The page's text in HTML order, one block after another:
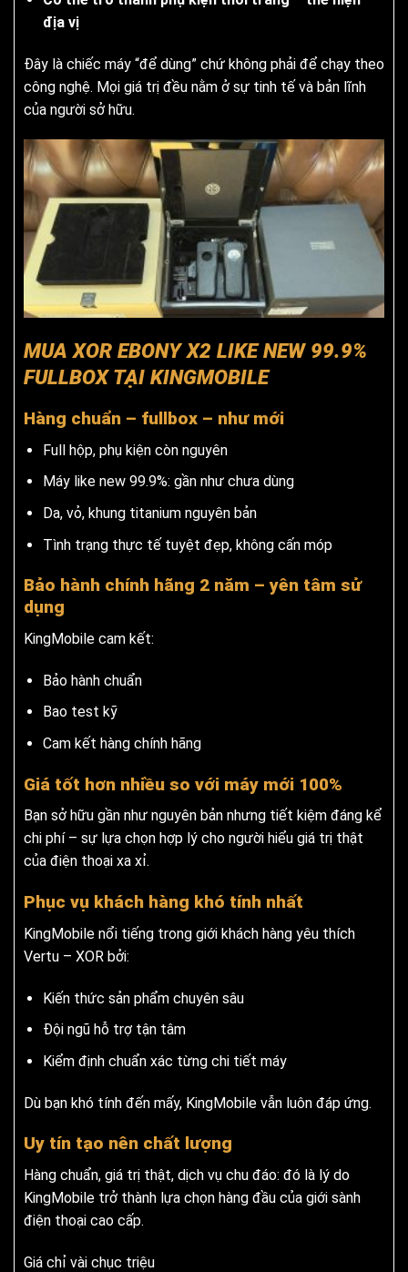
địa vị
Đây là chiếc máy “để dùng” chứ không phải để chạy theo
công nghệ. Mọi giá trị đều nằm ở sự tinh tế và bản lĩnh
của người sở hữu.
MUA XOR EBONY X2 LIKE NEW 99.9%
FULLBOX TẠI KINGMOBILE
Hàng chuẩn – fullbox – như mới
Full hộp, phụ kiện còn nguyên
Máy like new 99.9%: gần như chưa dùng
Da, vỏ, khung titanium nguyên bản
Tình trạng thực tế tuyệt đẹp, không cấn móp
Bảo hành chính hãng 2 năm – yên tâm sử
dụng
KingMobile cam kết:
Bảo hành chuẩn
Bao test kỹ
Cam kết hàng chính hãng
Giá tốt hơn nhiều so với máy mới 100%
Bạn sở hữu gần như nguyên bản nhưng tiết kiệm đáng kể
chi phí – sự lựa chọn hợp lý cho người hiểu giá trị thật
của điện thoại xa xỉ.
Phục vụ khách hàng khó tính nhất
KingMobile nổi tiếng trong giới khách hàng yêu thích
Vertu – XOR bởi:
Kiến thức sản phẩm chuyên sâu
Đội ngũ hỗ trợ tận tâm
Kiểm định chuẩn xác từng chi tiết máy
Dù bạn khó tính đến mấy, KingMobile vẫn luôn đáp ứng.
Uy tín tạo nên chất lượng
Hàng chuẩn, giá trị thật, dịch vụ chu đáo: đó là lý do
KingMobile trở thành lựa chọn hàng đầu của giới sành
điện thoại cao cấp.
Giá chỉ vài chục triệu